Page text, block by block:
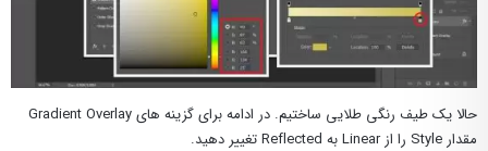
حالا یک طیف رنگی طلایی ساختیم. در ادامه برای گزینه های Gradient Overlay
مقدار Style را از Linear به Reflected تغییر دهید.